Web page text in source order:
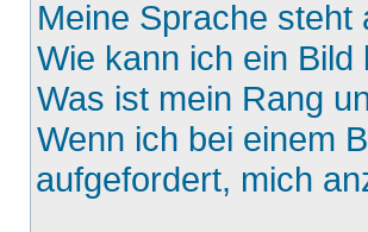
Meine Sprache steht
Wie kann ich ein
Was ist mein Rang
Wenn ich bei einem
aufgefordert, mich